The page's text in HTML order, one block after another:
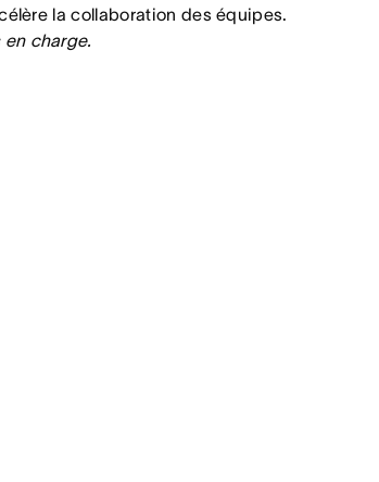
la collaboration des équipes.
charge.